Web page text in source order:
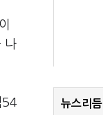
나
54
뉴스리듬